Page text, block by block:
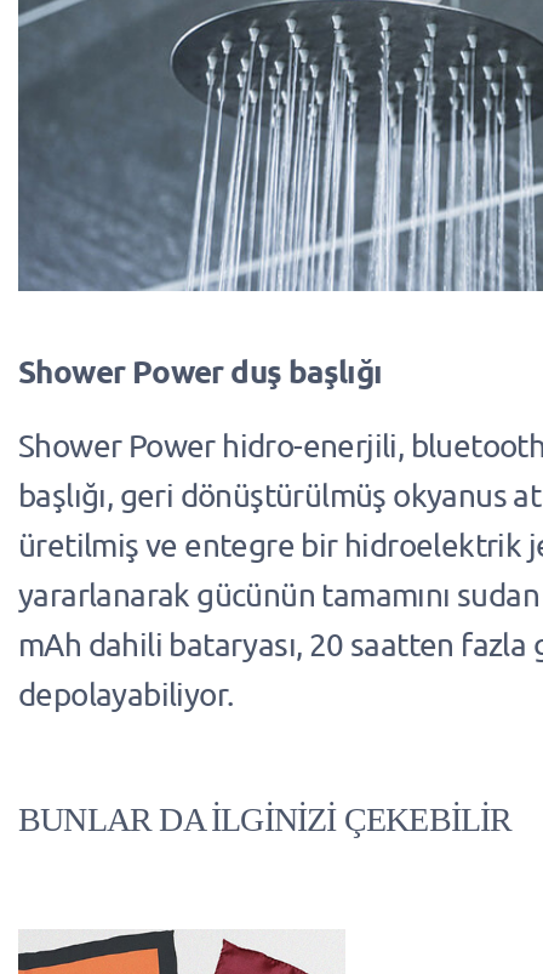
Shower Power duş başlığı
Shower Power hidro-enerjili,
başlığı, geri dönüştürülmüş okyanus
üretilmiş ve entegre bir hidroelektrik
yararlanarak gücünün tamamını
mAh dahili bataryası, 20 saatten fazla
depolayabiliyor.
BUNLAR DA İLGİNİZİ ÇEKEBİLİR